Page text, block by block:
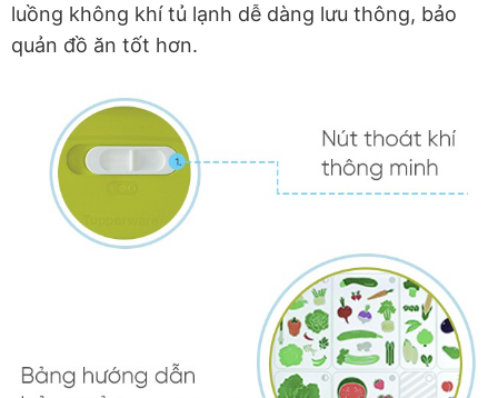
luồng không khí tủ lạnh dễ dàng lưu thông, bảo
quản đồ ăn tốt hơn.